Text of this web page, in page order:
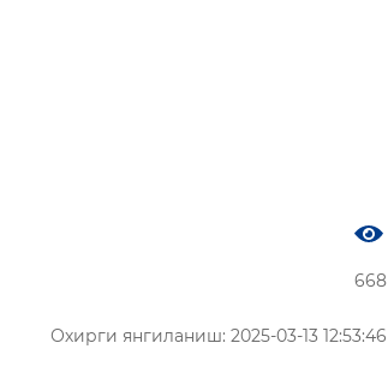
668
Охирги янгиланиш: 2025-03-13 12:53:46